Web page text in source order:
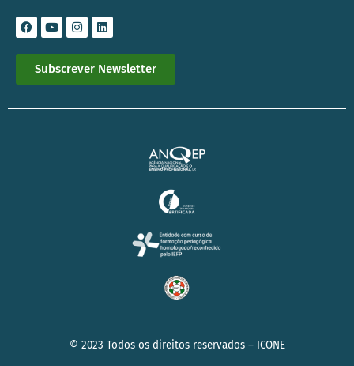
Subscrever Newsletter
© 2023 Todos os direitos reservados – ICONE